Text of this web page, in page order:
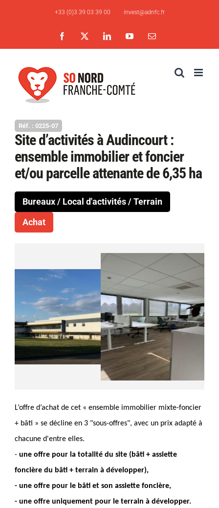
+33 (0)3 39 03 39 00 invest@adnfc.fr
Facebook LinkedInYouTubeEmail
Réf. : 0225-07
Site d’activités à Audincourt :
ensemble immobilier et foncier
et/ou parcelle attenante de 6,35 ha
Bureaux / Local d'activités / Terrain
Achat
L’offre d’achat de cet « ensemble immobilier mixte-foncier
+ bâti » se décline en 3 "sous-offres", avec un prix adapté à
chacune d'entre elles.
- une offre pour la totalité du site (bâti + assiette
foncière du bâti + terrain à développer),
- une offre pour le bâti et son assiette foncière,
- une offre uniquement pour le terrain à développer.